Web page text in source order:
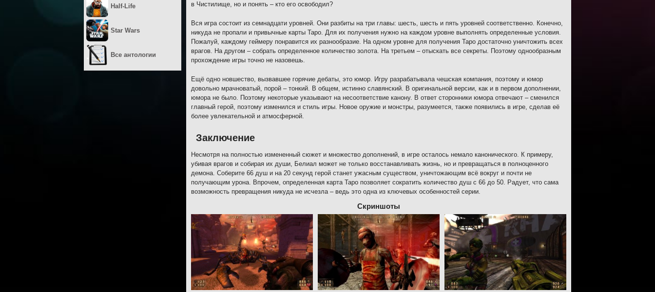
в Чистилище, но и понять – кто его освободил?
Вся игра состоит из семнадцати уровней. Они разбиты на три главы: шесть, шесть и пять уровней соответственно. Конечно,
никуда не пропали и привычные карты Таро. Для их получения нужно на каждом уровне выполнять определенные условия.
Пожалуй, каждому геймеру понравится их разнообразие. На одном уровне для получения Таро достаточно уничтожить всех
врагов. На другом – собрать определенное количество золота. На третьем – отыскать все секреты. Поэтому однообразным
прохождение игры точно не назовешь.
Ещё одно новшество, вызвавшее горячие дебаты, это юмор. Игру разрабатывала чешская компания, поэтому и юмор
довольно мрачноватый, порой – тонкий. В общем, истинно славянский. В оригинальной версии, как и в первом дополнении,
юмора не было. Поэтому некоторые указывают на несоответствие канону. В ответ сторонники юмора отвечают – сменился
главный герой, поэтому изменился и стиль игры. Новое оружие и монстры, разумеется, также появились в игре, сделав её
более увлекательной и атмосферной.
Заключение
Несмотря на полностью измененный сюжет и множество дополнений, в игре осталось немало канонического. К примеру,
убивая врагов и собирая их души, Белиал может не только восстанавливать жизнь, но и превращаться в полноценного
демона. Соберите 66 душ и на 20 секунд герой станет ужасным существом, уничтожающим всё вокруг и почти не
получающим урона. Впрочем, определенная карта Таро позволяет сократить количество душ с 66 до 50. Радует, что сама
возможность превращения никуда не исчезла – ведь это одна из ключевых особенностей серии.
Скриншоты
Half-Life
Star Wars
Все антологии